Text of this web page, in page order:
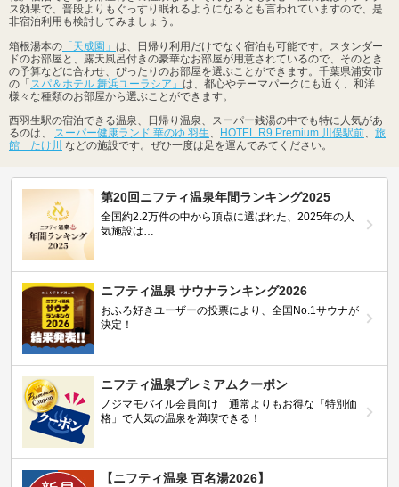
ス効果で、普段よりもぐっすり眠れるようになるとも言われていますので、是
非宿泊利用も検討してみましょう。
箱根湯本の 「天成園」 は、日帰り利用だけでなく宿泊も可能です。スタンダー
ドのお部屋と、露天風呂付きの豪華なお部屋が用意されているので、そのとき
の予算などに合わせ、ぴったりのお部屋を選ぶことができます。千葉県浦安市
の「スパ＆ホテル 舞浜ユーラシア」 は、都心やテーマパークにも近く、和洋
様々な種類のお部屋から選ぶことができます。
西羽生駅の宿泊できる温泉、日帰り温泉、スーパー銭湯の中でも特に人気があ
るのは、 スーパー健康ランド 華のゆ 羽生、 HOTEL R9 Premium 川俣駅前、 旅
館 たけ川
などの施設です。ぜひ一度は足を運んでみてください。
第20回ニフティ温泉年間ランキング2025
全国約2.2万件の中から頂点に選ばれた、2025年の人
気施設は…
ニフティ温泉 サウナランキング2026
おふろ好きユーザーの投票により、全国No.1サウナが
決定！
ニフティ温泉プレミアムクーポン
ノジマモバイル会員向け 通常よりもお得な「特別価
格」で人気の温泉を満喫できる！
【ニフティ温泉 百名湯2026】